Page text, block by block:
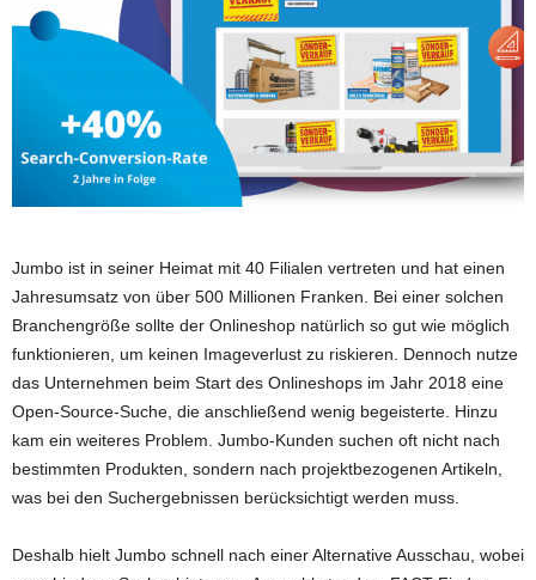
Jumbo ist in seiner Heimat mit 40 Filialen vertreten und hat einen
Jahresumsatz von über 500 Millionen Franken. Bei einer solchen
Branchengröße sollte der Onlineshop natürlich so gut wie möglich
funktionieren, um keinen Imageverlust zu riskieren. Dennoch nutze
das Unternehmen beim Start des Onlineshops im Jahr 2018 eine
Open-Source-Suche, die anschließend wenig begeisterte. Hinzu
kam ein weiteres Problem. Jumbo-Kunden suchen oft nicht nach
bestimmten Produkten, sondern nach projektbezogenen Artikeln,
was bei den Suchergebnissen berücksichtigt werden muss.
Deshalb hielt Jumbo schnell nach einer Alternative Ausschau, wobei